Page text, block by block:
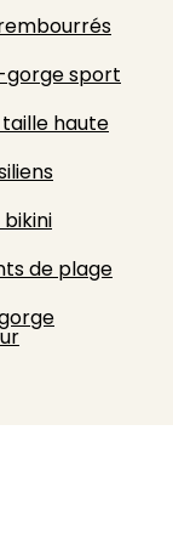
gorge sport
haute
de plage